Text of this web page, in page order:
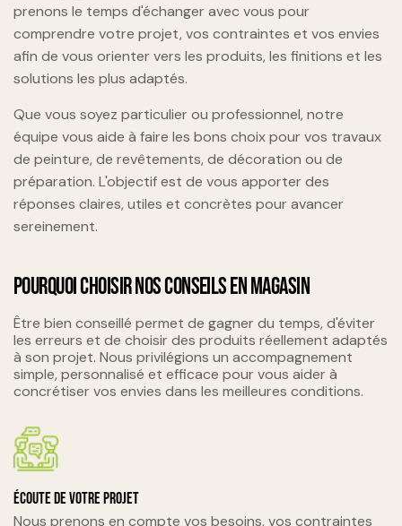
prenons le temps d'échanger avec vous pour
comprendre votre projet, vos contraintes et vos envies
afin de vous orienter vers les produits, les finitions et les
solutions les plus adaptés.
Que vous soyez particulier ou professionnel, notre
équipe vous aide à faire les bons choix pour vos travaux
de peinture, de revêtements, de décoration ou de
préparation. L'objectif est de vous apporter des
réponses claires, utiles et concrètes pour avancer
sereinement.
POURQUOI CHOISIR NOS CONSEILS EN MAGASIN
Être bien conseillé permet de gagner du temps, d'éviter
les erreurs et de choisir des produits réellement adaptés
à son projet. Nous privilégions un accompagnement
simple, personnalisé et efficace pour vous aider à
concrétiser vos envies dans les meilleures conditions.
Écoute de votre projet
Nous prenons en compte vos besoins, vos contraintes